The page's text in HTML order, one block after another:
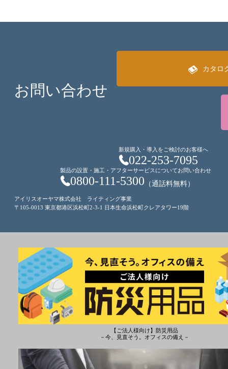
お問い合わせ
カタロ
新規購入・導入をご検討のお客様へ
022-253-7095
製品の設置・施工・アフターサービスについてお問い合わせ
0800-111-5300 （通話料無料）
アイリスオーヤマ株式会社 ライティング事業
〒105-0013 東京都港区浜松町2-3-1 日本生命浜松町クレアタワー19階
【ご法人様向け】防災用品
－今、見直そう。オフィスの備え－